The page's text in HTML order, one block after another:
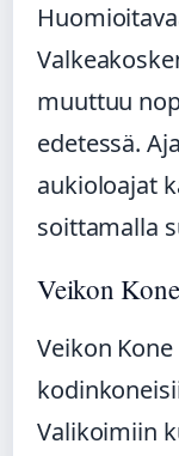
muuttuu
edetessä.
aukioloajat
soittamalla
Veikon
Veikon
Valikoimiin